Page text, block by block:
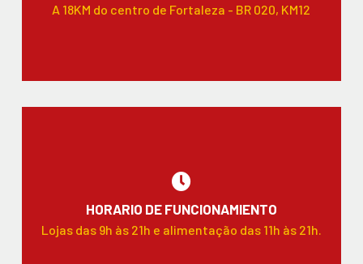
A 18KM do centro de Fortaleza - BR 020, KM12
HORARIO DE FUNCIONAMIENTO
Lojas das 9h às 21h e alimentação das 11h às 21h.